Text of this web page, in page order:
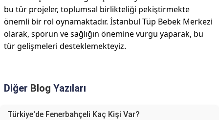
bu tür projeler, toplumsal birlikteliği pekiştirmekte
önemli bir rol oynamaktadır. İstanbul Tüp Bebek Merkezi
olarak, sporun ve sağlığın önemine vurgu yaparak, bu
tür gelişmeleri desteklemekteyiz.
Diğer Blog Yazıları
Türkiye'de Fenerbahçeli Kaç Kişi Var?